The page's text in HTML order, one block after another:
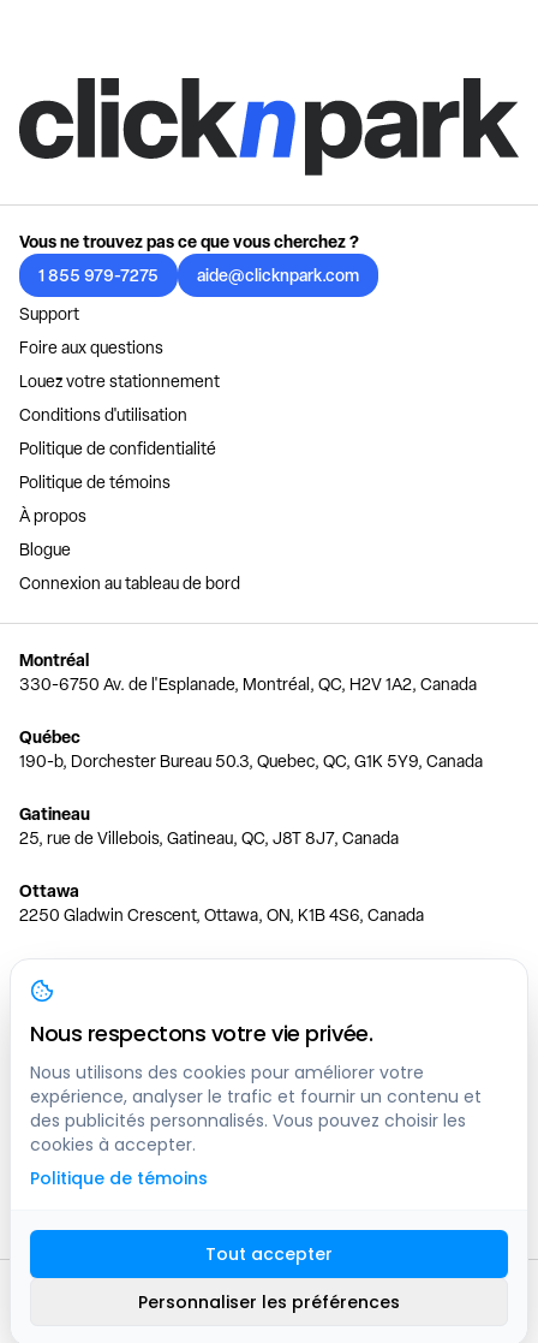
Vous ne trouvez pas ce que vous cherchez ?
1 855 979-7275
aide@clicknpark.com
Support
Foire aux questions
Louez votre stationnement
Conditions d'utilisation
Politique de confidentialité
Politique de témoins
À propos
Blogue
Connexion au tableau de bord
Montréal
330-6750 Av. de l'Esplanade, Montréal, QC, H2V 1A2, Canada
Québec
190-b, Dorchester Bureau 50.3, Quebec, QC, G1K 5Y9, Canada
Gatineau
25, rue de Villebois, Gatineau, QC, J8T 8J7, Canada
Ottawa
2250 Gladwin Crescent, Ottawa, ON, K1B 4S6, Canada
Toronto
150 Ferrand Dr, 6th Floor, Toronto, ON, M3C 3E5, Canada
Vancouver
1200 W 73rd Ave #1415, Vancouver, BC, V6P 6G5, Canada
Calgary
444 5 Ave SW #400 Calgary, AB, T2P 2T8, Canada
2016 -2026
Plan du site
Nous respectons votre vie privée.
Nous utilisons des cookies pour améliorer votre
expérience, analyser le trafic et fournir un contenu et
des publicités personnalisés. Vous pouvez choisir les
cookies à accepter.
Politique de témoins
Tout accepter
Personnaliser les préférences